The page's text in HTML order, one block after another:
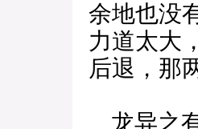
余地也没
力道太大
后退，那
龙异之